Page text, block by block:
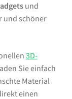
und
und schöner
3D-
Sie einfach
Material
einen